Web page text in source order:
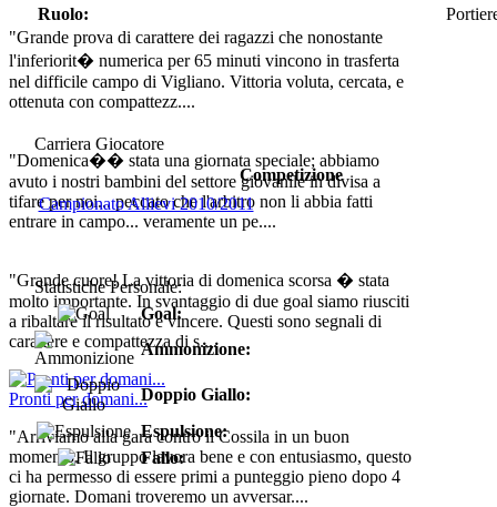
"Grande prova di carattere dei ragazzi che nonostante
l'inferiorit� numerica per 65 minuti vincono in trasferta
nel difficile campo di Vigliano. Vittoria voluta, cercata, e
ottenuta con compattezz....
"Domenica�� stata una giornata speciale; abbiamo
avuto i nostri bambini del settore giovanile in divisa a
tifare per noi... peccato che l'arbitro non li abbia fatti
entrare in campo... veramente un pe....
"Grande cuore! La vittoria di domenica scorsa � stata
molto importante. In svantaggio di due goal siamo riusciti
a ribaltare il risultato e vincere. Questi sono segnali di
carattere e compattezza di s....
Pronti per domani...
"Arriviamo alla gara contro il Cossila in un buon
momento. Il gruppo lavora bene e con entusiasmo, questo
ci ha permesso di essere primi a punteggio pieno dopo 4
giornate. Domani troveremo un avversar....
Ruolo:
Carriera Giocatore
Competizione
Campionato Allievi 2010/2011
Statistiche Personale:
Goal:
Ammonizione:
Doppio Giallo:
Espulsione:
Fallo: